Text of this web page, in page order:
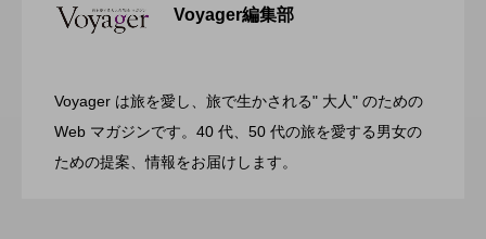
Voyager編集部
Voyager は旅を愛し、旅で生かされる" 大人" のための
Web マガジンです。40 代、50 代の旅を愛する男女の
ための提案、情報をお届けします。
Resort 東京ベイ舞浜
今年の夏はラグジュアリーなBBQ体験
2026.07.26 渋谷の真ん中に誕生！築50年のヴィンテ